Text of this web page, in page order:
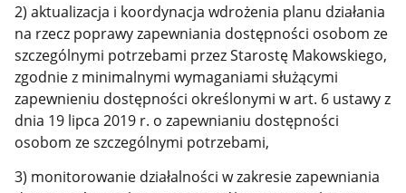
2) aktualizacja i koordynacja wdrożenia planu działania
na rzecz poprawy zapewniania dostępności osobom ze
szczególnymi potrzebami przez Starostę Makowskiego,
zgodnie z minimalnymi wymaganiami służącymi
zapewnieniu dostępności określonymi w art. 6 ustawy z
dnia 19 lipca 2019 r. o zapewnianiu dostępności
osobom ze szczególnymi potrzebami,
3) monitorowanie działalności w zakresie zapewniania